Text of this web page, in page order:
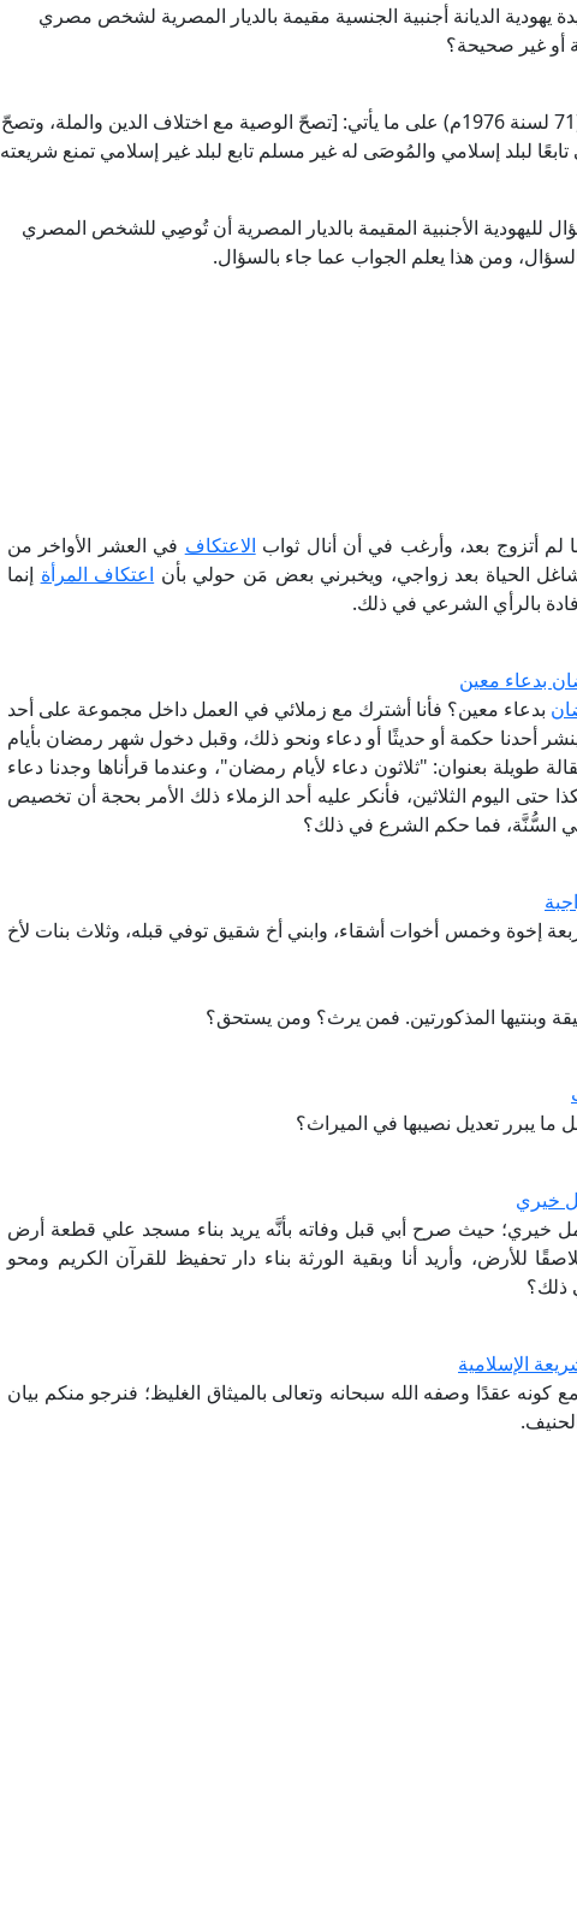
الديانة أجنبية الجنسية مقيمة بالديار المصرية لشخص مصري
أو غير صحيحة؟
تنصّ المادة التاسعة من القانون رقم (71 لسنة 1976م) على ما يأتي: [تصحّ الوصية مع اختلاف الدين والملة، وتصحّ
لبلد إسلامي والمُوصَى له غير مسلم تابع لبلد غير إسلامي تمنع شريعته
لليهودية الأجنبية المقيمة بالديار المصرية أن تُوصِي للشخص المصري
ومن هذا يعلم الجواب عما جاء بالسؤال.
لم أتزوج بعد، وأرغب في أن أنال ثواب الاعتكاف في العشر الأواخر من
الحياة بعد زواجي، ويخبرني بعض مَن حولي بأن اعتكاف المرأة إنما
بالرأي الشرعي في ذلك.
بدعاء معين
بدعاء معين؟ فأنا أشترك مع زملائي في العمل داخل مجموعة على أحد
ينشر أحدنا حكمة أو حديثًا أو دعاء ونحو ذلك، وقبل دخول شهر رمضان بأيام
طويلة بعنوان: "ثلاثون دعاء لأيام رمضان"، وعندما قرأناها وجدنا دعاء
حتى اليوم الثلاثين، فأنكر عليه أحد الزملاء ذلك الأمر بحجة أن تخصيص
السُّنَّة، فما حكم الشرع في ذلك؟
إخوة وخمس أخوات أشقاء، وابني أخ شقيق توفي قبله، وثلاث بنات لأخ
وبنتيها المذكورتين. فمن يرث؟ ومن يستحق؟
ما يبرر تعديل نصيبها في الميراث؟
خيري
خيري؛ حيث صرح أبي قبل وفاته بأنَّه يريد بناء مسجد علي قطعة أرض
للأرض، وأريد أنا وبقية الورثة بناء دار تحفيظ للقرآن الكريم ومحو
ذلك؟
الإسلامية
كونه عقدًا وصفه الله سبحانه وتعالى بالميثاق الغليظ؛ فنرجو منكم بيان